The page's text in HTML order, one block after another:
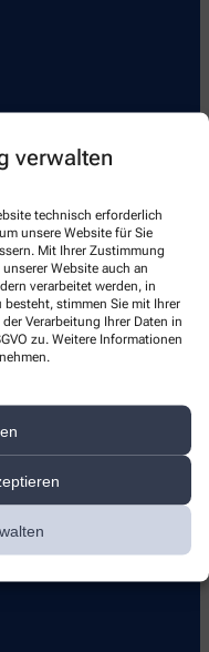
verwalten
technisch erforderlich
unsere Website für Sie
Mit Ihrer Zustimmung
Website auch an
verarbeitet werden, in
besteht, stimmen Sie mit Ihrer
Verarbeitung Ihrer Daten in
zu. Weitere Informationen